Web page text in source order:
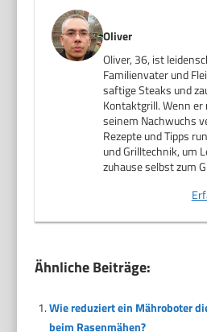
Oliver
Oliver, 36, ist
Familienvater und
saftige Steaks und
Kontaktgrill. Wenn
seinem Nachwuchs
Rezepte und Tipps
und Grilltechnik, um
zuhause selbst zum
Ähnliche Beiträge:
Wie reduziert ein Mähroboter
beim Rasenmähen?